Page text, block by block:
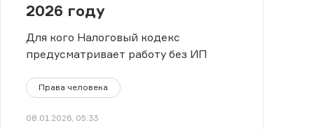
2026 году
Для кого Налоговый кодекс
предусматривает работу без ИП
Права человека
08.01.2026, 05:33